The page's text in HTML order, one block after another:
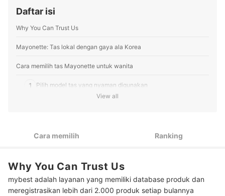
Daftar isi
Why You Can Trust Us
Mayonette: Tas lokal dengan gaya ala Korea
Cara memilih tas Mayonette untuk wanita
1 Pilih model tas yang nyaman digunakan
10 Rekomendasi tas Mayonette terbaik untuk wanita
Baca juga rekomendasi merk tas lokal lainnya untuk wanita di sini
View all
Cara memilih Ranking
Why You Can Trust Us
mybest adalah layanan yang memiliki database produk dan
meregistrasikan lebih dari 2.000 produk setiap bulannya